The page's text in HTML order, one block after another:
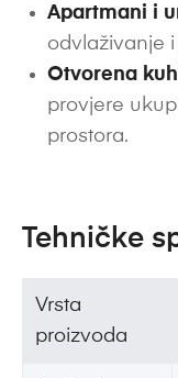
Apartmani i
odvlaživanje
Otvorena
provjere
prostora.
Tehničke
Vrsta
proizvoda